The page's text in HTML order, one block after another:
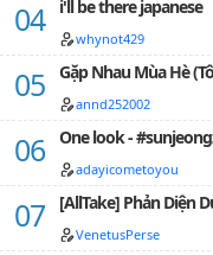
i'll be there japanese
whynot429
Gặp Nhau Mùa Hè
annd252002
One look -
adayicometoyou
[AllTake] Phản Diện
VenetusPerse